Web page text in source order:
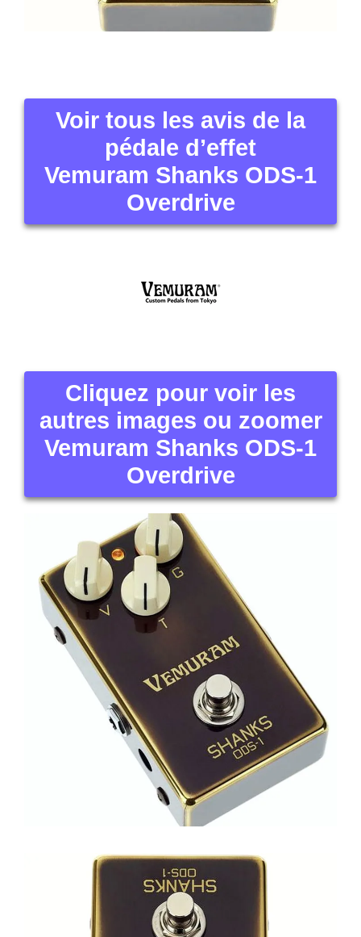
Voir tous les avis de la
pédale d’effet
Vemuram Shanks ODS-1
Overdrive
Cliquez pour voir les
autres images ou zoomer
Vemuram Shanks ODS-1
Overdrive